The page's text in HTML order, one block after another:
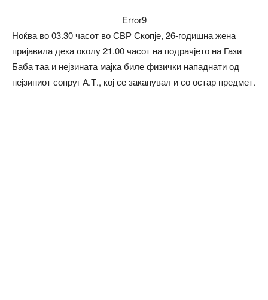
Error9
Ноќва во 03.30 часот во СВР Скопје, 26-годишна жена
пријавила дека околу 21.00 часот на подрачјето на Гази
Баба таа и нејзината мајка биле физички нападнати од
нејзиниот сопруг А.Т., кој се заканувал и со остар предмет.